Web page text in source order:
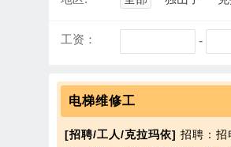
工资： -
电梯维修工
[招聘/工人/克拉玛依] 招聘：招